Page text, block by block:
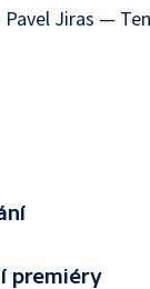
Jiras —
premiéry